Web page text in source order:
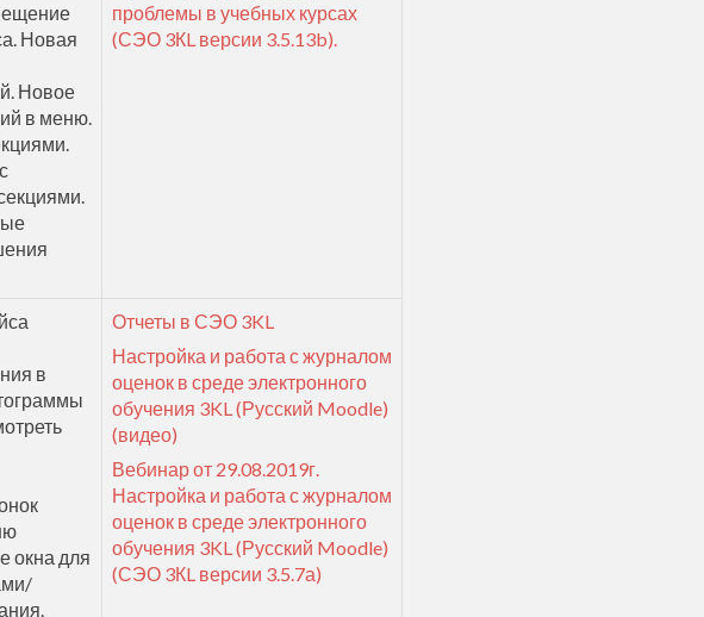
Новая
Новое
в меню.
проблемы в учебных курсах
(СЭО 3КL версии 3.5.13b).
в
окна для
Отчеты в СЭО 3KL
Настройка и работа с журналом
оценок в среде электронного
обучения 3KL (Русский Moodle)
(видео)
Вебинар от 29.08.2019г.
Настройка и работа с журналом
оценок в среде электронного
обучения 3KL (Русский Moodle)
(СЭО 3КL версии 3.5.7а)